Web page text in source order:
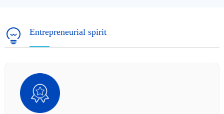
Entrepreneurial spirit